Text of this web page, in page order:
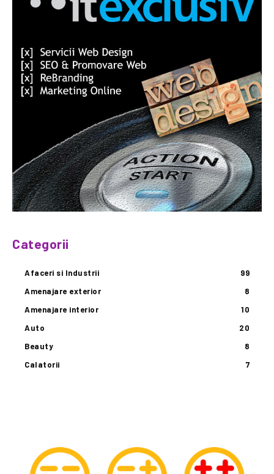
Categorii
Afaceri si Industrii
99
Amenajare exterior
8
Amenajare interior
10
Auto
20
Beauty
8
Calatorii
7